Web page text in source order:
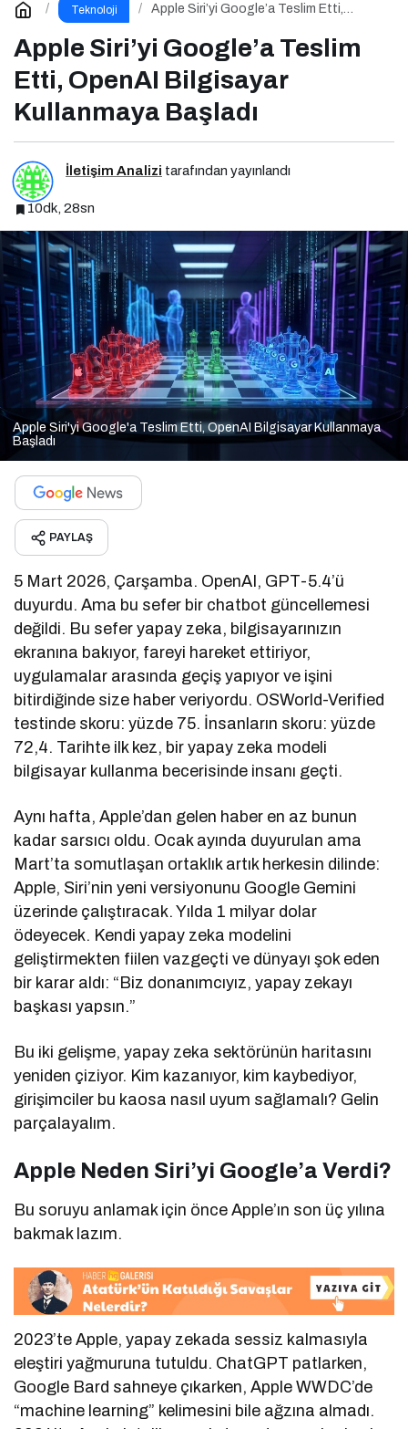
Teknoloji
Apple Siri’yi Google’a Teslim Etti,
Apple Siri’yi Google’a Teslim
Etti, OpenAI Bilgisayar
Kullanmaya Başladı
İletişim Analizi tarafından yayınlandı
10dk, 28sn
Apple Siri'yi Google'a Teslim Etti, OpenAI Bilgisayar Kullanmaya
Başladı
PAYLAŞ
5 Mart 2026, Çarşamba. OpenAI, GPT-5.4’ü
duyurdu. Ama bu sefer bir chatbot güncellemesi
değildi. Bu sefer yapay zeka, bilgisayarınızın
ekranına bakıyor, fareyi hareket ettiriyor,
uygulamalar arasında geçiş yapıyor ve işini
bitirdiğinde size haber veriyordu. OSWorld-Verified
testinde skoru: yüzde 75. İnsanların skoru: yüzde
72,4. Tarihte ilk kez, bir yapay zeka modeli
bilgisayar kullanma becerisinde insanı geçti.
Aynı hafta, Apple’dan gelen haber en az bunun
kadar sarsıcı oldu. Ocak ayında duyurulan ama
Mart’ta somutlaşan ortaklık artık herkesin dilinde:
Apple, Siri’nin yeni versiyonunu Google Gemini
üzerinde çalıştıracak. Yılda 1 milyar dolar
ödeyecek. Kendi yapay zeka modelini
geliştirmekten fiilen vazgeçti ve dünyayı şok eden
bir karar aldı: “Biz donanımcıyız, yapay zekayı
başkası yapsın.”
Bu iki gelişme, yapay zeka sektörünün haritasını
yeniden çiziyor. Kim kazanıyor, kim kaybediyor,
girişimciler bu kaosa nasıl uyum sağlamalı? Gelin
parçalayalım.
Apple Neden Siri’yi Google’a Verdi?
Bu soruyu anlamak için önce Apple’ın son üç yılına
bakmak lazım.
2023’te Apple, yapay zekada sessiz kalmasıyla
eleştiri yağmuruna tutuldu. ChatGPT patlarken,
Google Bard sahneye çıkarken, Apple WWDC’de
“machine learning” kelimesini bile ağzına almadı.